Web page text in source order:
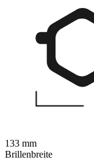
133 mm
Brillenbreite